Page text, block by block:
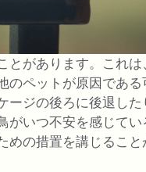
があります。これ
のペットが原因であ
ージの後ろに後退し
がいつ不安を感じて
の措置を講じること